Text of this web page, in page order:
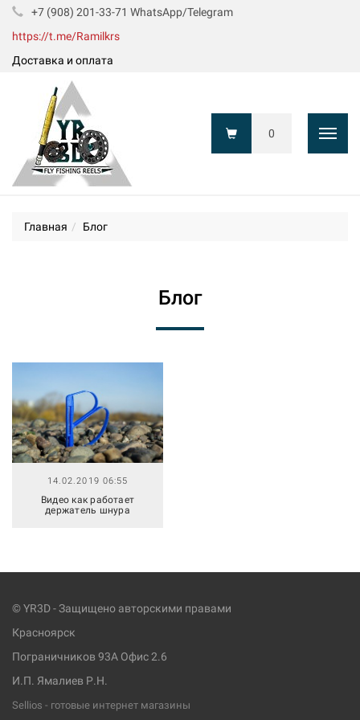
+7 (908) 201-33-71 WhatsApp/Telegram
https://t.me/Ramilkrs
Доставка и оплата
0
Главная Блог
Блог
14.02.2019 06:55
Видео как работает
держатель шнура
© YR3D - Защищено авторскими правами
Красноярск
Пограничников 93А Офис 2.6
И.П. Ямалиев Р.Н.
Sellios - готовые интернет магазины